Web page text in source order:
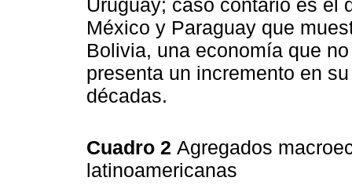
Uruguay; caso contario es el
México y Paraguay que
Bolivia, una economía que
presenta un incremento en
décadas.
Cuadro 2 Agregados
latinoamericanas